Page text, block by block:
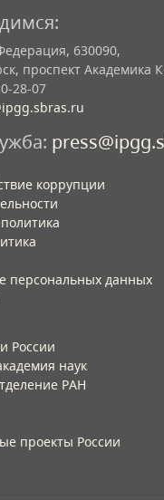
630090,
проспект Академика
28-07
коррупции
персональных данных​
России
наук
РАН
проекты России